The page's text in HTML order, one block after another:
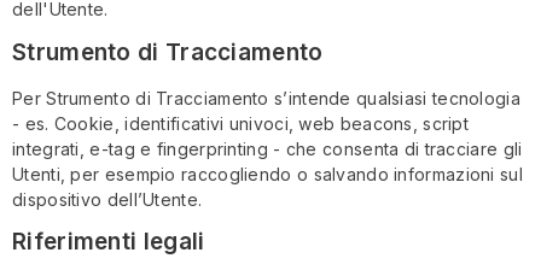
dell'Utente.
Strumento di Tracciamento
Per Strumento di Tracciamento s’intende qualsiasi tecnologia
- es. Cookie, identificativi univoci, web beacons, script
integrati, e-tag e fingerprinting - che consenta di tracciare gli
Utenti, per esempio raccogliendo o salvando informazioni sul
dispositivo dell’Utente.
Riferimenti legali